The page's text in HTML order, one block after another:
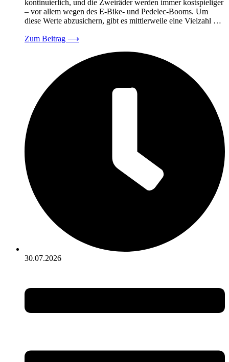
kontinuierlich, und die Zweiräder werden immer kostspieliger
– vor allem wegen des E-Bike- und Pedelec-Booms. Um
diese Werte abzusichern, gibt es mittlerweile eine Vielzahl …
Zum Beitrag ⟶
30.07.2026